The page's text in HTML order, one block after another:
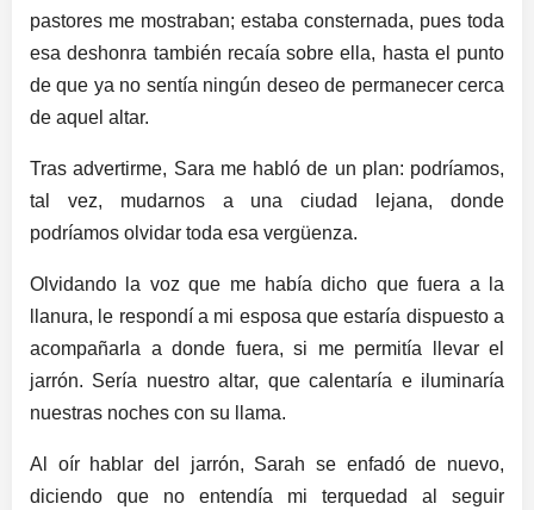
pastores me mostraban; estaba consternada, pues toda
esa deshonra también recaía sobre ella, hasta el punto
de que ya no sentía ningún deseo de permanecer cerca
de aquel altar.
Tras advertirme, Sara me habló de un plan: podríamos,
tal vez, mudarnos a una ciudad lejana, donde
podríamos olvidar toda esa vergüenza.
Olvidando la voz que me había dicho que fuera a la
llanura, le respondí a mi esposa que estaría dispuesto a
acompañarla a donde fuera, si me permitía llevar el
jarrón. Sería nuestro altar, que calentaría e iluminaría
nuestras noches con su llama.
Al oír hablar del jarrón, Sarah se enfadó de nuevo,
diciendo que no entendía mi terquedad al seguir